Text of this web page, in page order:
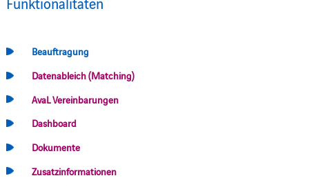
Beauftragung
Datenableich (Matching)
AvaL Vereinbarungen
Dashboard
Dokumente
Zusatzinformationen